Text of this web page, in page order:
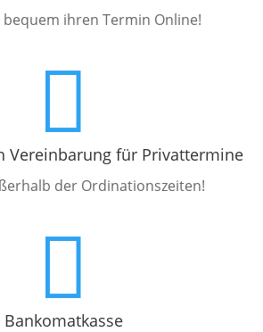
bequem ihren Termin Online!

Vereinbarung für Privattermine
der Ordinationszeiten!

Bankomatkasse